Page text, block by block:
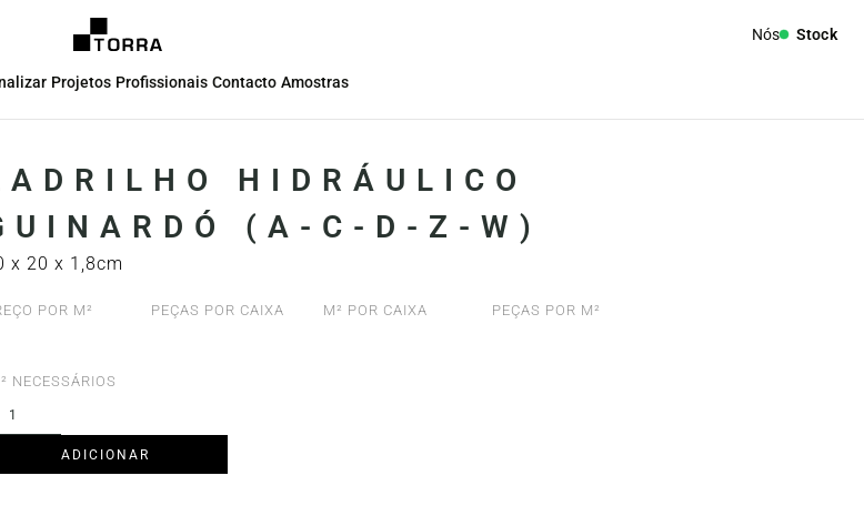
Nós Stock
Projetos Profissionais Contacto Amostras
HIDRÁULICO
(A-C-D-Z-W)
x 20 x 1,8cm
POR M² PEÇAS POR CAIXA M² POR CAIXA PEÇAS POR M²
NECESSÁRIOS
ADICIONAR